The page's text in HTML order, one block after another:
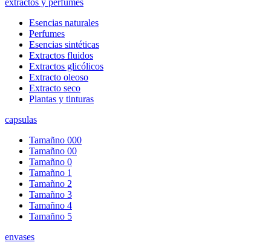
Esencias naturales
Perfumes
Esencias sintéticas
Extractos fluidos
Extractos glicólicos
Extracto oleoso
Extracto seco
Plantas y tinturas
capsulas
Tamañno 000
Tamañno 00
Tamañno 0
Tamañno 1
Tamañno 2
Tamañno 3
Tamañno 4
Tamañno 5
envases